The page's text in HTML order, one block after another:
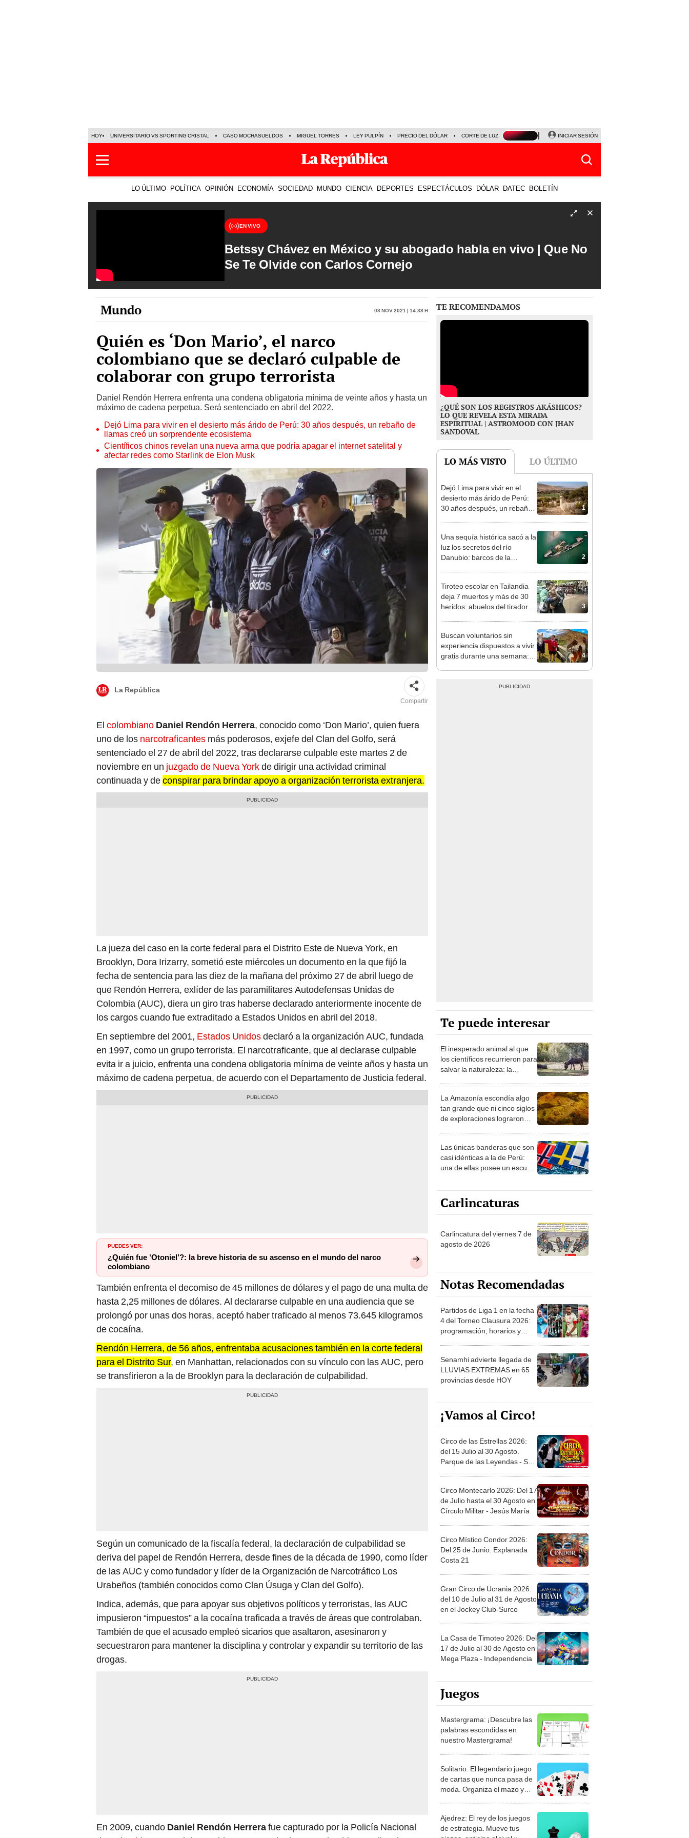
HOY UNIVERSITARIO VS SPORTING CRISTAL CASO MOCHASUELDOS MIGUEL TORRES LEY PULPÍN PRECIO DEL DÓLAR CORTE DE LUZ VIERNES 7 DE AGOSTO ALBERTO BENAVIDES
INICIAR SESIÓN
LO ÚLTIMO POLÍTICA OPINIÓN ECONOMÍA SOCIEDAD MUNDO CIENCIA DEPORTES ESPECTÁCULOS DÓLAR DATEC BOLETÍN
EN VIVO
Betssy Chávez en México y su abogado habla en vivo | Que No
Se Te Olvide con Carlos Cornejo
Mundo 03 Nov 2021 | 14:38 h
Quién es ‘Don Mario’, el narco
colombiano que se declaró culpable de
colaborar con grupo terrorista
Daniel Rendón Herrera enfrenta una condena obligatoria mínima de veinte años y hasta un
máximo de cadena perpetua. Será sentenciado en abril del 2022.
Dejó Lima para vivir en el desierto más árido de Perú: 30 años después, un rebaño de
llamas creó un sorprendente ecosistema
Científicos chinos revelan una nueva arma que podría apagar el internet satelital y
afectar redes como Starlink de Elon Musk
La República
Compartir
El colombiano Daniel Rendón Herrera, conocido como ‘Don Mario’, quien fuera
uno de los narcotraficantes más poderosos, exjefe del Clan del Golfo, será
sentenciado el 27 de abril del 2022, tras declararse culpable este martes 2 de
noviembre en un juzgado de Nueva Yorkde dirigir una actividad criminal
continuada y deconspirar para brindar apoyo a organización terrorista extranjera.
La jueza del caso en la corte federal para el Distrito Este de Nueva York, en
Brooklyn, Dora Irizarry, sometió este miércoles un documento en la que fijó la
fecha de sentencia para las diez de la mañana del próximo 27 de abril luego de
que Rendón Herrera, exlíder de las paramilitares Autodefensas Unidas de
Colombia (AUC), diera un giro tras haberse declarado anteriormente inocente de
los cargos cuando fue extraditado a Estados Unidos en abril del 2018.
En septiembre del 2001, Estados Unidosdeclaró a la organización AUC, fundada
en 1997, como un grupo terrorista. El narcotraficante, que al declarase culpable
evita ir a juicio, enfrenta una condena obligatoria mínima de veinte años y hasta un
máximo de cadena perpetua, de acuerdo con el Departamento de Justicia federal.
PUEDES VER:
¿Quién fue ‘Otoniel’?: la breve historia de su ascenso en el mundo del narco
colombiano
También enfrenta el decomiso de 45 millones de dólares y el pago de una multa de
hasta 2,25 millones de dólares. Al declararse culpable en una audiencia que se
prolongó por unas dos horas, aceptó haber traficado al menos 73.645 kilogramos
de cocaína.
Rendón Herrera, de 56 años, enfrentaba acusaciones también en la corte federal
para el Distrito Sur, en Manhattan, relacionados con su vínculo con las AUC, pero
se transfirieron a la de Brooklyn para la declaración de culpabilidad.
Según un comunicado de la fiscalía federal, la declaración de culpabilidad se
deriva del papel de Rendón Herrera, desde fines de la década de 1990, como líder
de las AUC y como fundador y líder de la Organización de Narcotráfico Los
Urabeños (también conocidos como Clan Úsuga y Clan del Golfo).
Indica, además, que para apoyar sus objetivos políticos y terroristas, las AUC
impusieron “impuestos” a la cocaína traficada a través de áreas que controlaban.
También de que el acusado empleó sicarios que asaltaron, asesinaron y
secuestraron para mantener la disciplina y controlar y expandir su territorio de las
drogas.
En 2009, cuando Daniel Rendón Herrerafue capturado por la Policía Nacional
TE RECOMENDAMOS
¿QUÉ SON LOS REGISTROS AKÁSHICOS?
LO QUE REVELA ESTA MIRADA
ESPIRITUAL | ASTROMOOD CON JHAN
SANDOVAL
LO MÁS VISTO LO ÚLTIMO
1
Dejó Lima para vivir en el
desierto más árido de Perú:
30 años después, un rebaño
2
Una sequía histórica sacó a la
luz los secretos del río
Danubio: barcos de la
3
Tiroteo escolar en Tailandia
deja 7 muertos y más de 30
heridos: abuelos del tirador
4
Buscan voluntarios sin
experiencia dispuestos a vivir
gratis durante una semana:
un refugio por 2 horas
Te puede interesar
El inesperado animal al que
los científicos recurrieron para
salvar la naturaleza: la
desierto en un paisaje con
más vida
La Amazonía escondía algo
tan grande que ni cinco siglos
de exploraciones lograron
sabía sobre su pasado
Las únicas banderas que son
casi idénticas a la de Perú:
una de ellas posee un escudo
Carlincaturas
Carlincatura del viernes 7 de
agosto de 2026
Notas Recomendadas
Partidos de Liga 1 en la fecha
4 del Torneo Clausura 2026:
programación, horarios y
Senamhi advierte llegada de
LLUVIAS EXTREMAS en 65
provincias desde HOY
¡Vamos al Circo!
Circo de las Estrellas 2026:
del 15 Julio al 30 Agosto.
Parque de las Leyendas - San
Circo Montecarlo 2026: Del 17
de Julio hasta el 30 Agosto en
Círculo Militar - Jesús María
Circo Místico Condor 2026:
Del 25 de Junio. Explanada
Costa 21
Gran Circo de Ucrania 2026:
del 10 de Julio al 31 de Agosto
en el Jockey Club-Surco
La Casa de Timoteo 2026: Del
17 de Julio al 30 de Agosto en
Mega Plaza - Independencia
Juegos
Mastergrama: ¡Descubre las
palabras escondidas en
nuestro Mastergrama!
Solitario: El legendario juego
de cartas que nunca pasa de
moda. Organiza el mazo y
Ajedrez: El rey de los juegos
de estrategia. Mueve tus